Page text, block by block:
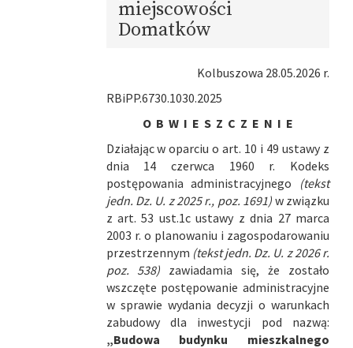
miejscowości
Domatków
Kolbuszowa 28.05.2026 r.
RBiPP.6730.1030.2025
O B W I E S Z C Z E N I E
Działając w oparciu o art. 10 i 49 ustawy z
dnia 14 czerwca 1960 r. Kodeks
postępowania administracyjnego (tekst
jedn. Dz. U. z 2025 r., poz. 1691) w związku
z art. 53 ust.1c ustawy z dnia 27 marca
2003 r. o planowaniu i zagospodarowaniu
przestrzennym (tekst jedn. Dz. U. z 2026 r.
poz. 538) zawiadamia się, że zostało
wszczęte postępowanie administracyjne
w sprawie wydania decyzji o warunkach
zabudowy dla inwestycji pod nazwą:
„Budowa budynku mieszkalnego